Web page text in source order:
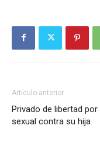
Artículo anterior
Privado de libertad
sexual contra su hija